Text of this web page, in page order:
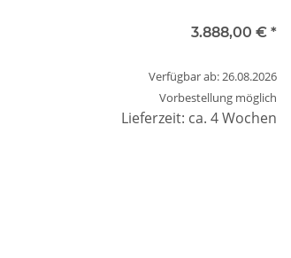
3.888,00 € *
Verfügbar ab: 26.08.2026
Vorbestellung möglich
Lieferzeit: ca. 4 Wochen